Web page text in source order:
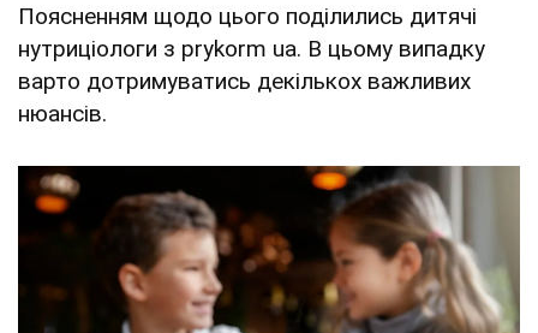
Поясненням щодо цього поділились дитячі
нутриціологи з prykorm ua. В цьому випадку
варто дотримуватись декількох важливих
нюансів.